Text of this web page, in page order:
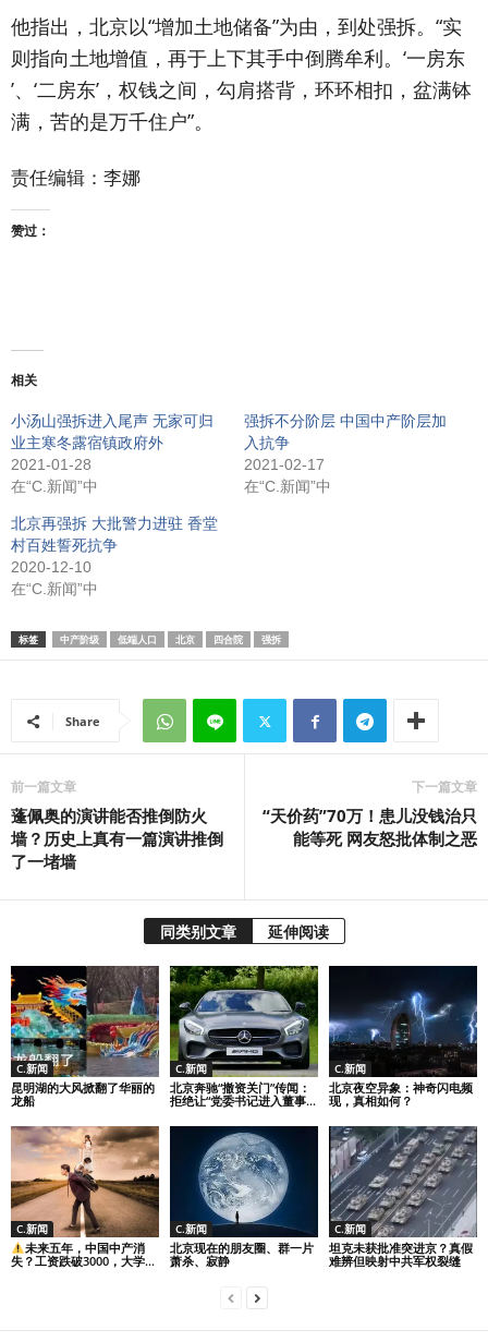
他指出，北京以“增加土地储备”为由，到处强拆。“实
则指向土地增值，再于上下其手中倒腾牟利。‘一房东
’、‘二房东’，权钱之间，勾肩搭背，环环相扣，盆满钵
满，苦的是万千住户”。
责任编辑：李娜
赞过：
相关
小汤山强拆进入尾声 无家可归
业主寒冬露宿镇政府外
2021-01-28
在“C.新闻”中
强拆不分阶层 中国中产阶层加
入抗争
2021-02-17
在“C.新闻”中
北京再强拆 大批警力进驻 香堂
村百姓誓死抗争
2020-12-10
在“C.新闻”中
标签 中产阶级 低端人口 北京 四合院 强拆
Share
前一篇文章
蓬佩奥的演讲能否推倒防火
墙？历史上真有一篇演讲推倒
了一堵墙
下一篇文章
“天价药”70万！患儿没钱治只
能等死 网友怒批体制之恶
同类别文章 延伸阅读
C.新闻
昆明湖的大风掀翻了华丽的
龙船
C.新闻
北京奔驰“撤资关门”传闻：
拒绝让“党委书记进入董事...
C.新闻
北京夜空异象：神奇闪电频
现，真相如何？
C.新闻
未来五年，中国中产消
失？工资跌破3000，大学...
C.新闻
北京现在的朋友圈、群一片
萧杀、寂静
C.新闻
坦克未获批准突进京？真假
难辨但映射中共军权裂缝